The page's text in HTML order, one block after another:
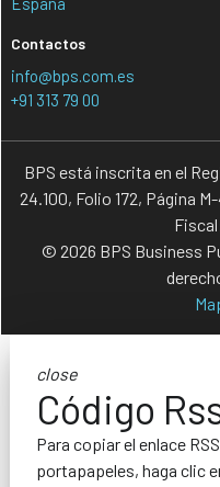
Contactos
info@bps.com.es
+91 313 79 00
BPS está inscrita en el
24.100, Folio 172, Página
© 2026 BPS Business
close
Código
Para copiar el enlace
portapapeles, haga clic